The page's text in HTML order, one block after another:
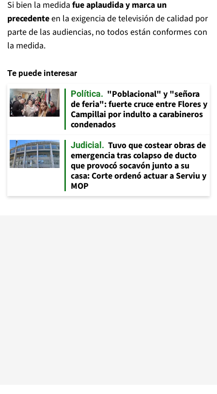
Si bien la medida fue aplaudida y marca un
precedenteen la exigencia de televisión de calidad por
parte de las audiencias, no todos están conformes con
la medida.
Te puede interesar
Política
"Poblacional" y "señora
de feria": fuerte cruce entre Flores y
Campillai por indulto a carabineros
condenados
Judicial
Tuvo que costear obras de
emergencia tras colapso de ducto
que provocó socavón junto a su
casa: Corte ordenó actuar a Serviu y
MOP